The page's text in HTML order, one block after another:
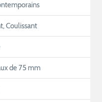
Coulissant
de 75 mm